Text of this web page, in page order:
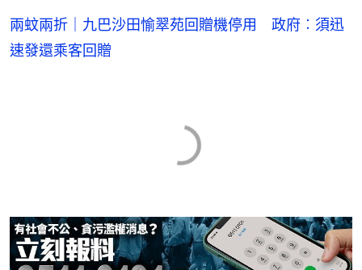
兩蚊兩折｜九巴沙田愉翠苑回贈機停用 政府︰須迅
速發還乘客回贈